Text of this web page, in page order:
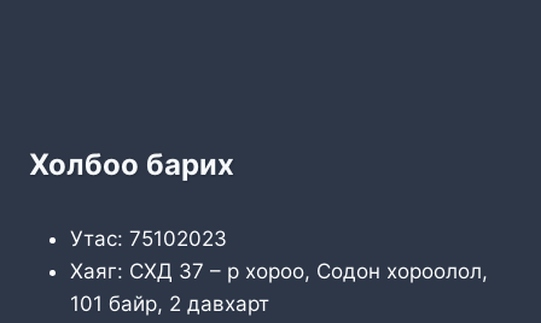
Холбоо барих
Утас: 75102023
Хаяг: СХД 37 – р хороо, Содон хороолол,
101 байр, 2 давхарт